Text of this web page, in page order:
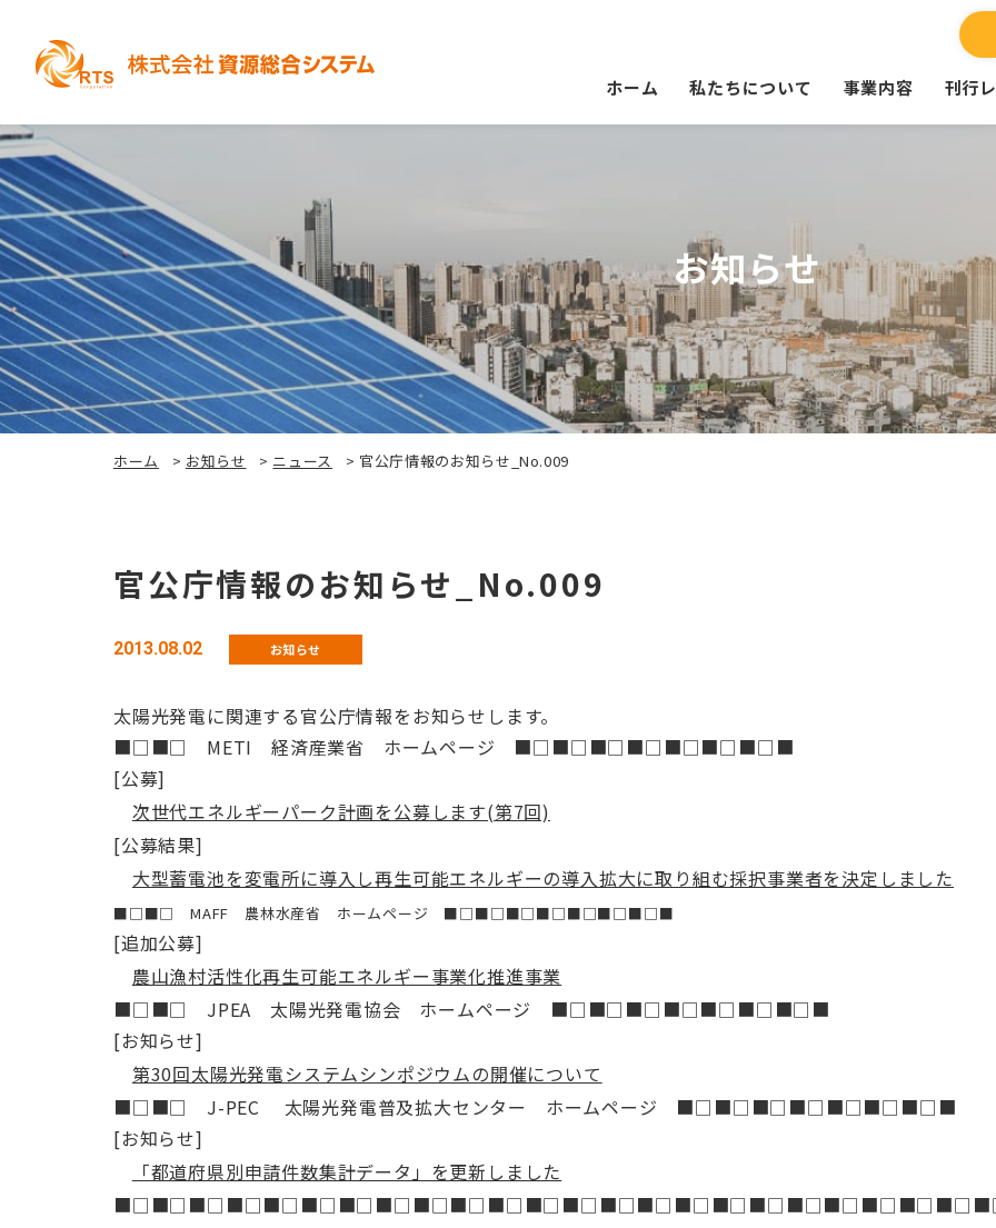
ホーム 私たちについて 事業内容 刊行
お知らせ
ホーム > お知らせ > ニュース > 官公庁情報のお知らせ_No.009
官公庁情報のお知らせ_No.009
2013.08.02 お知らせ
太陽光発電に関連する官公庁情報をお知らせします。
■□■□ METI 経済産業省 ホームページ ■□■□■□■□■□■□■□■
[公募]
次世代エネルギーパーク計画を公募します(第7回)
[公募結果]
大型蓄電池を変電所に導入し再生可能エネルギーの導入拡大に取り組む採択事業者を決定しました
■□■□ MAFF 農林水産省 ホームページ ■□■□■□■□■□■□■□■
[追加公募]
農山漁村活性化再生可能エネルギー事業化推進事業
■□■□ JPEA 太陽光発電協会 ホームページ ■□■□■□■□■□■□■□■
[お知らせ]
第30回太陽光発電システムシンポジウムの開催について
■□■□ J-PEC 太陽光発電普及拡大センター ホームページ ■□■□■□■□■□■□■□■
[お知らせ]
「都道府県別申請件数集計データ」を更新しました